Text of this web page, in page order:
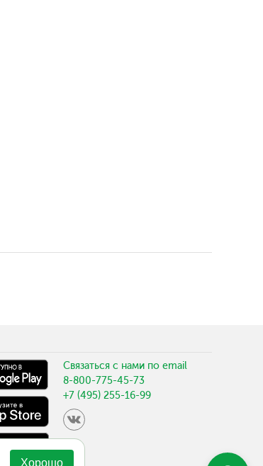
Хорошо
Связаться с нами по email
8-800-775-45-73
+7 (495) 255-16-99